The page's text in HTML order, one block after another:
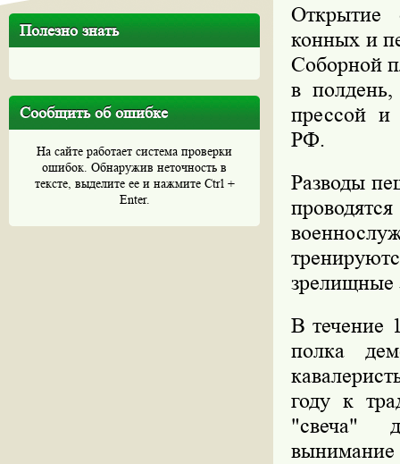
Полезно знать
Сообщить об ошибке
На сайте работает система проверки
ошибок. Обнаружив неточность в
тексте, выделите ее и нажмите Ctrl +
Enter.
Открытие
конных и
Соборной
в
прессой и
РФ.
Разводы
зрелищные
В течение
полка
году к
"свеча"